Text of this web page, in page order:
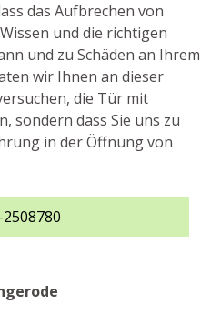
das Aufbrechen von
und die richtigen
und zu Schäden an Ihrem
wir Ihnen an dieser
die Tür mit
sondern dass Sie uns zu
in der Öffnung von